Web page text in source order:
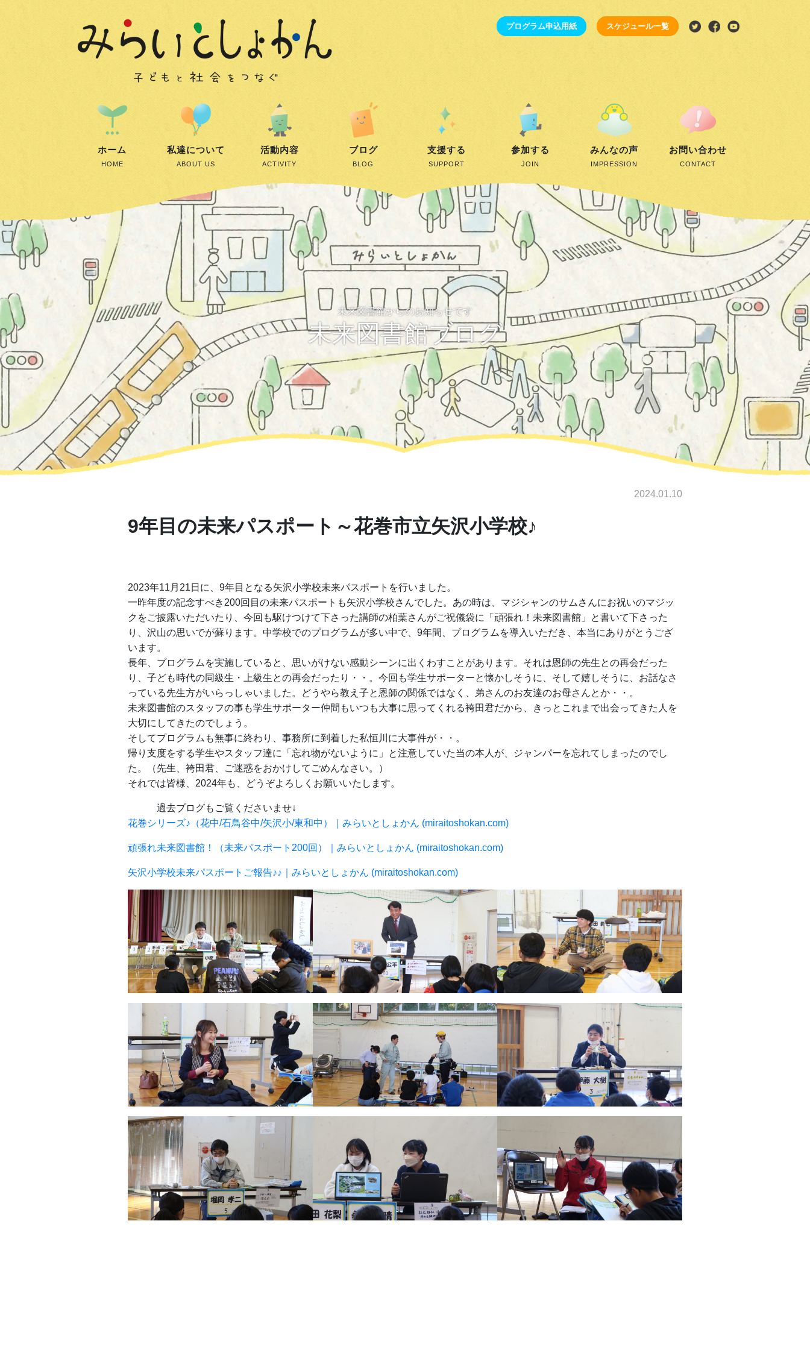
プログラム申込用紙 スケジュール一覧
ホーム
HOME
私達について
ABOUT US
活動内容
ACTIVITY
ブログ
BLOG
支援する
SUPPORT
参加する
JOIN
みんなの声
IMPRESSION
お問い合わせ
CONTACT
未来図書館からのお知らせです
未来図書館ブログ
2024.01.10
9年目の未来パスポート～花巻市立矢沢小学校♪
2023年11月21日に、9年目となる矢沢小学校未来パスポートを行いました。
一昨年度の記念すべき200回目の未来パスポートも矢沢小学校さんでした。あの時は、マジシャンのサムさんにお祝いのマジッ
クをご披露いただいたり、今回も駆けつけて下さった講師の柏葉さんがご祝儀袋に「頑張れ！未来図書館」と書いて下さった
り、沢山の思いでが蘇ります。中学校でのプログラムが多い中で、9年間、プログラムを導入いただき、本当にありがとうござ
います。
長年、プログラムを実施していると、思いがけない感動シーンに出くわすことがあります。それは恩師の先生との再会だった
り、子ども時代の同級生・上級生との再会だったり・・。今回も学生サポーターと懐かしそうに、そして嬉しそうに、お話なさ
っている先生方がいらっしゃいました。どうやら教え子と恩師の関係ではなく、弟さんのお友達のお母さんとか・・。
未来図書館のスタッフの事も学生サポーター仲間もいつも大事に思ってくれる袴田君だから、きっとこれまで出会ってきた人を
大切にしてきたのでしょう。
そしてプログラムも無事に終わり、事務所に到着した私恒川に大事件が・・。
帰り支度をする学生やスタッフ達に「忘れ物がないように」と注意していた当の本人が、ジャンパーを忘れてしまったのでし
た。（先生、袴田君、ご迷惑をおかけしてごめんなさい。）
それでは皆様、2024年も、どうぞよろしくお願いいたします。
過去ブログもご覧くださいませ↓
花巻シリーズ♪（花中/石鳥谷中/矢沢小/東和中）｜みらいとしょかん (miraitoshokan.com)
頑張れ未来図書館！（未来パスポート200回）｜みらいとしょかん (miraitoshokan.com)
矢沢小学校未来パスポートご報告♪♪｜みらいとしょかん (miraitoshokan.com)